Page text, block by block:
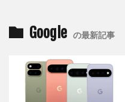
Google の最新記事